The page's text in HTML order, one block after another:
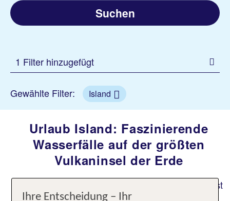
Suchen
1 Filter hinzugefügt
Gewählte Filter: Island
Urlaub Island: Faszinierende
Wasserfälle auf der größten
Vulkaninsel der Erde
Ob Nordlichter, Wasserfälle oder Vulkane, Island ist
reich an faszinierenden Naturereignissen. Lass
Ihre Entscheidung – Ihr